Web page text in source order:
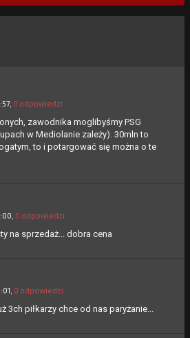
0 odpowiedzi
zawodnika moglibyśmy PSG
w Mediolanie zależy). 30mln to
to i potargować się można o te
0 odpowiedzi
na sprzedaż... dobra cena
0 odpowiedzi
3ch piłkarzy chce od nas paryżanie...